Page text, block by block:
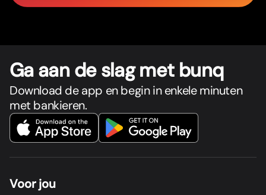
Ga aan de slag met bunq
Download de app en begin in enkele minuten
met bankieren.
Voor jou